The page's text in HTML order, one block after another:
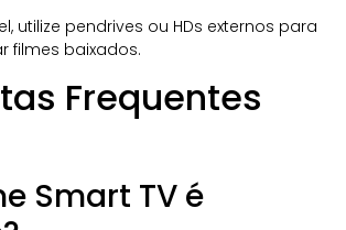
utilize pendrives ou HDs externos para
filmes baixados.
Frequentes
Smart TV é